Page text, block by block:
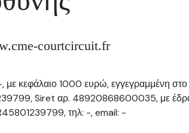
courtcircuit.fr
κεφάλαιο 1000 ευρώ, εγγεγραμμένη στο
Siret αρ. 48920868600035, με
τηλ: -, email: -